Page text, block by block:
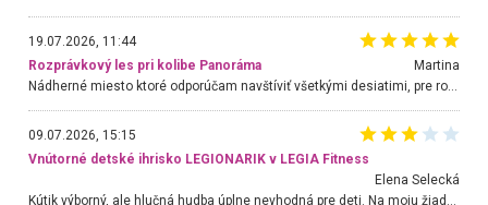
19.07.2026, 11:44
Rozprávkový les pri kolibe Panoráma
Martina
Nádherné miesto ktoré odporúčam navštíviť všetkými desiatimi, pre rodiny s deťmi, dôchodcom... Proste a jednoducho ozaj rozprávkový les.. určite ešte prídeme. Odniesli sme si na pamiatku krásne tričká,
09.07.2026, 15:15
Vnútorné detské ihrisko LEGIONARIK v LEGIA Fitness
Elena Selecká
Kútik výborný, ale hlučná hudba úplne nevhodná pre deti. Na moju žiadosť o aspoň sušenie nereagovali.